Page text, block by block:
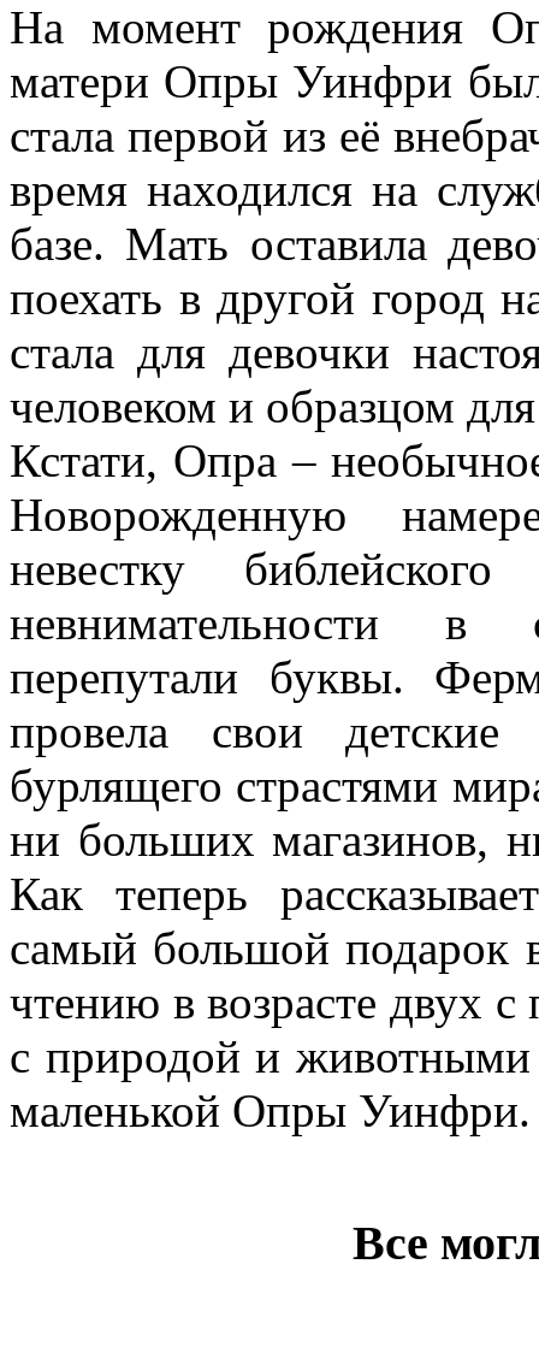
На момент рождения
матери Опры Уинфри
стала первой из её
время находился на
базе. Мать оставила
поехать в другой город
стала для девочки
человеком и образцом
Кстати, Опра –
Новорожденную
невестку
невнимательности в
перепутали буквы.
провела свои
бурлящего страстями
ни больших магазинов,
Как теперь
самый большой подарок
чтению в возрасте двух
с природой и животными
маленькой Опры Уинфри.
Все